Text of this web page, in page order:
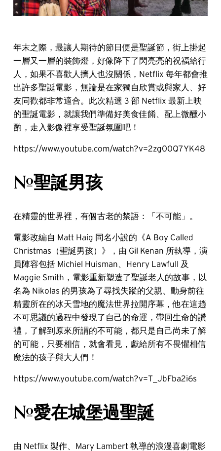
年末之際，最讓人期待的節日便是聖誕節，街上掛起
一層又一層的裝飾燈，好像降下了閃亮亮的祝福給行
人，如果不喜歡人擠人也沒關係，Netflix 每年都會推
出許多聖誕電影，無論是在家獨自欣賞或與家人、好
友同歡都非常適合。此次精選 3 部 Netflix 最新上映
的聖誕電影，就讓我們準備好美食佳餚、配上微醺小
酌，走入影像裡享受聖誕氛圍吧！
https://www.youtube.com/watch?v=2zg00Q7YK48
#聖誕男孩
在精靈的世界裡，有個古老的禁語：「不可能」。
電影改編自 Matt Haig 同名小說的《A Boy Called
Christmas（聖誕男孩）》，由 Gil Kenan 所執導，演
員陣容包括 Michiel Huisman、Henry Lawfull 及
Maggie Smith，電影重新塑造了聖誕老人的故事，以
名為 Nikolas 的男孩為了尋找失蹤的父親、動身前往
精靈所在的冰天雪地的魔法世界拉開序幕，他在這趟
不可思議的過程中發現了自己的命運，帶回生命的讚
禮，了解到原來所謂的不可能，都只是自己尚未了解
的可能，只要相信，就會看見，獻給所有不畏懼相信
魔法的孩子與大人們！
https://www.youtube.com/watch?v=T_JbFba2i6s
#愛在城堡過聖誕
由 Netflix 製作、Mary Lambert 執導的浪漫喜劇電影